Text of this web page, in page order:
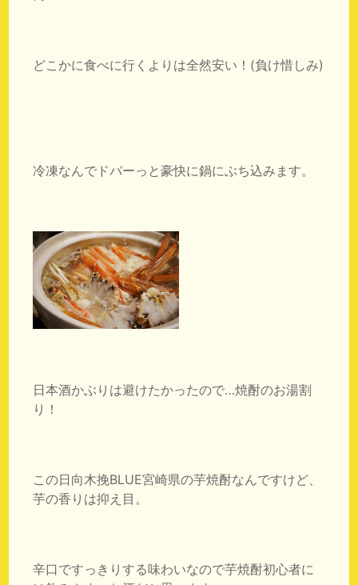
どこかに食べに行くよりは全然安い！(負け惜しみ)
冷凍なんでドバーっと豪快に鍋にぶち込みます。
日本酒かぶりは避けたかったので…焼酎のお湯割
り！
この日向木挽BLUE宮崎県の芋焼酎なんですけど、
芋の香りは抑え目。
辛口ですっきりする味わいなので芋焼酎初心者に